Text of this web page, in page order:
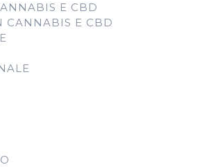
E CBD
CANNABIS E CBD